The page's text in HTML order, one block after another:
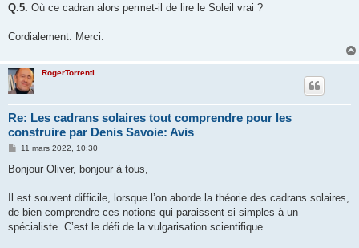
Q.5. Où ce cadran alors permet-il de lire le Soleil vrai ?
Cordialement. Merci.
RogerTorrenti
Re: Les cadrans solaires tout comprendre pour les
construire par Denis Savoie: Avis
M
s
g
11 mars 2022, 10:30
Bonjour Oliver, bonjour à tous,
Il est souvent difficile, lorsque l’on aborde la théorie des cadrans solaires,
de bien comprendre ces notions qui paraissent si simples à un
spécialiste. C’est le défi de la vulgarisation scientifique…